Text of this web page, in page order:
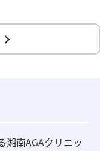
湘南AGAクリニッ